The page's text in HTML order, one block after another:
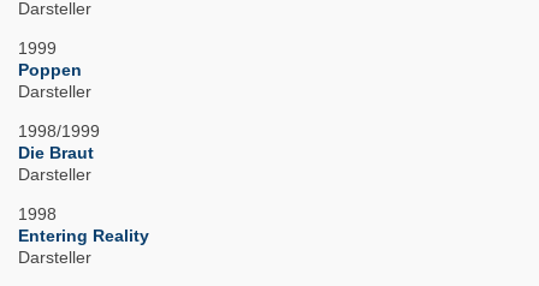
Darsteller
1999
Poppen
Darsteller
1998/1999
Die Braut
Darsteller
1998
Entering Reality
Darsteller